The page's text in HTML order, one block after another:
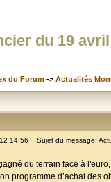
du 19 avril
du Forum -> Actualités
14:56 Sujet du message:
du terrain face à
programme d’achat des